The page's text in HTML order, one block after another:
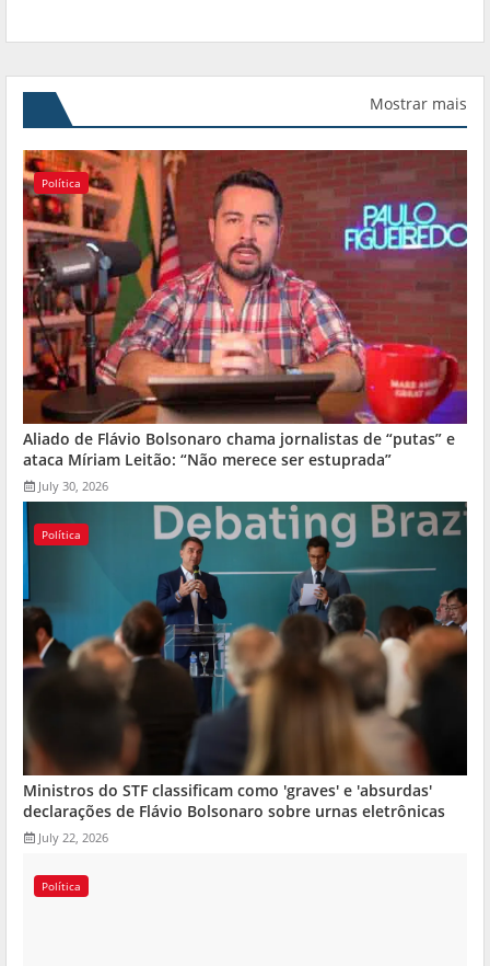
Mostrar mais
Política
Aliado de Flávio Bolsonaro chama jornalistas de “putas” e
ataca Míriam Leitão: “Não merece ser estuprada”
July 30, 2026
Política
Ministros do STF classificam como 'graves' e 'absurdas'
declarações de Flávio Bolsonaro sobre urnas eletrônicas
July 22, 2026
Política